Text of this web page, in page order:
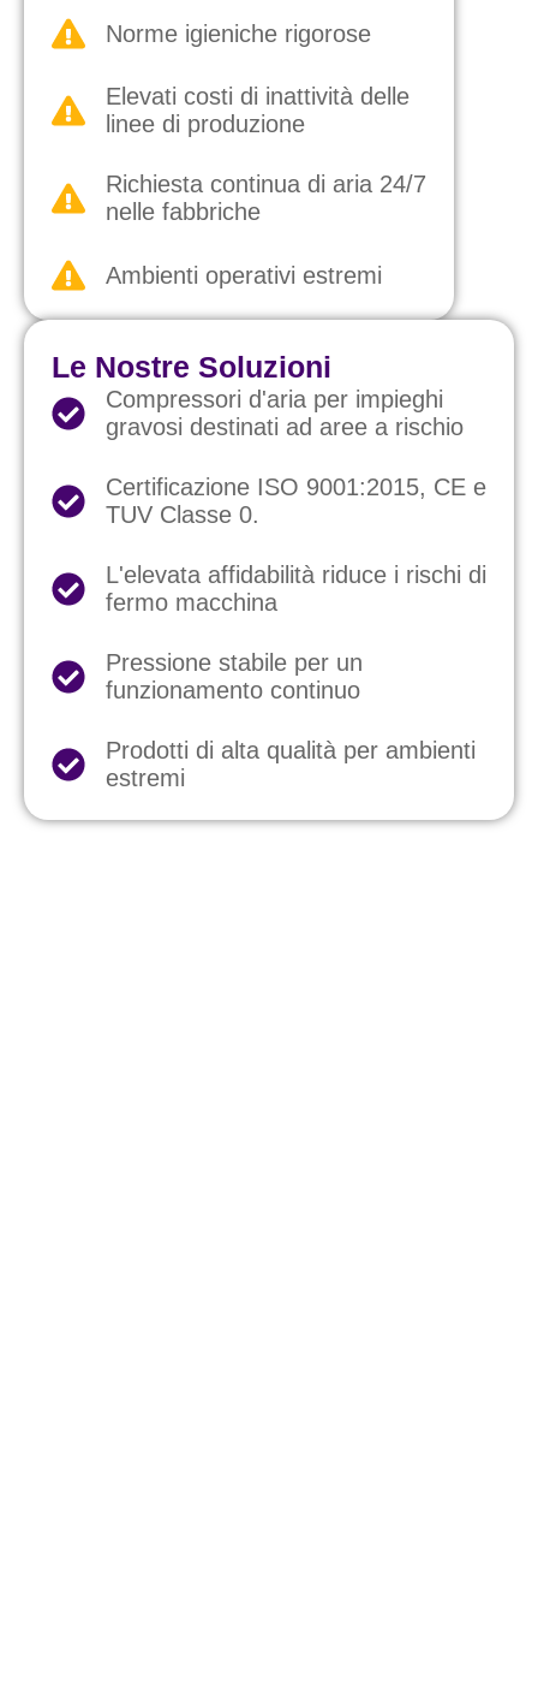
Norme igieniche rigorose
Elevati costi di inattività delle
linee di produzione
Richiesta continua di aria 24/7
nelle fabbriche
Ambienti operativi estremi
Le Nostre Soluzioni
Compressori d'aria per impieghi
gravosi destinati ad aree a rischio
Certificazione ISO 9001:2015, CE e
TUV Classe 0.
L'elevata affidabilità riduce i rischi di
fermo macchina
Pressione stabile per un
funzionamento continuo
Prodotti di alta qualità per ambienti
estremi